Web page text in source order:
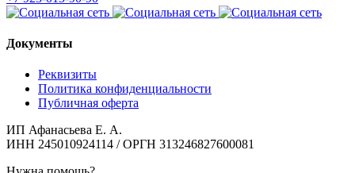
Документы
Реквизиты
Политика конфиденциальности
Публичная оферта
ИП Афанасьева Е. А.
ИНН 245010924114 / ОРГН 313246827600081